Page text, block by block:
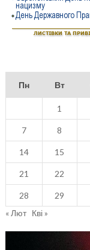
Пн Вт
1
7 8
14 15
21 22
28 29
« Лют Кві »